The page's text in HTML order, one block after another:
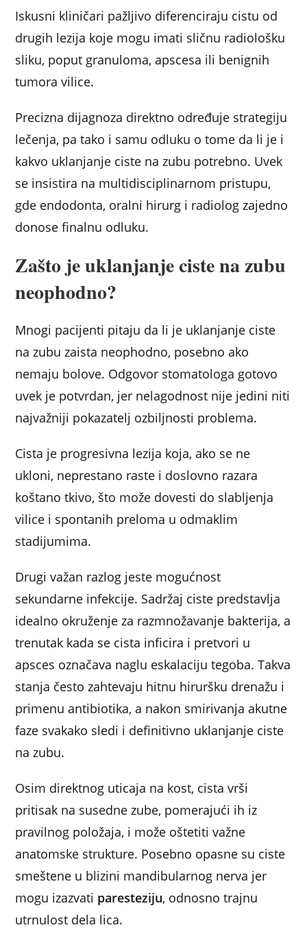
Iskusni kliničari pažljivo diferenciraju cistu od
drugih lezija koje mogu imati sličnu radiološku
sliku, poput granuloma, apscesa ili benignih
tumora vilice.
Precizna dijagnoza direktno određuje strategiju
lečenja, pa tako i samu odluku o tome da li je i
kakvo uklanjanje ciste na zubu potrebno. Uvek
se insistira na multidisciplinarnom pristupu,
gde endodonta, oralni hirurg i radiolog zajedno
donose finalnu odluku.
Zašto je uklanjanje ciste na zubu
neophodno?
Mnogi pacijenti pitaju da li je uklanjanje ciste
na zubu zaista neophodno, posebno ako
nemaju bolove. Odgovor stomatologa gotovo
uvek je potvrdan, jer nelagodnost nije jedini niti
najvažniji pokazatelj ozbiljnosti problema.
Cista je progresivna lezija koja, ako se ne
ukloni, neprestano raste i doslovno razara
koštano tkivo, što može dovesti do slabljenja
vilice i spontanih preloma u odmaklim
stadijumima.
Drugi važan razlog jeste mogućnost
sekundarne infekcije. Sadržaj ciste predstavlja
idealno okruženje za razmnožavanje bakterija, a
trenutak kada se cista inficira i pretvori u
apsces označava naglu eskalaciju tegoba. Takva
stanja često zahtevaju hitnu hiruršku drenažu i
primenu antibiotika, a nakon smirivanja akutne
faze svakako sledi i definitivno uklanjanje ciste
na zubu.
Osim direktnog uticaja na kost, cista vrši
pritisak na susedne zube, pomerajući ih iz
pravilnog položaja, i može oštetiti važne
anatomske strukture. Posebno opasne su ciste
smeštene u blizini mandibularnog nerva jer
mogu izazvati paresteziju, odnosno trajnu
utrnulost dela lica.